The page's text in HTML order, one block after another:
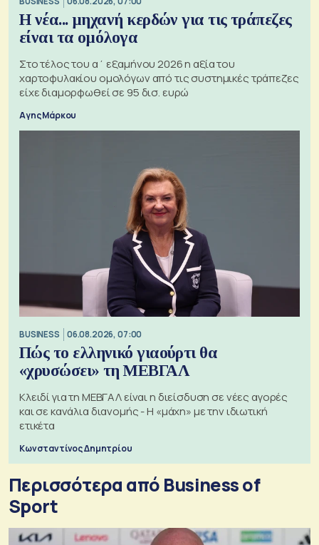
Η νέα... μηχανή κερδών για τις τράπεζες
είναι τα ομόλογα
Στο τέλος του α΄ εξαμήνου 2026 η αξία του
χαρτοφυλακίου ομολόγων από τις συστημικές τράπεζες
είχε διαμορφωθεί σε 95 δισ. ευρώ
Αγης Μάρκου
BUSINESS 06.08.2026, 07:00
Πώς το ελληνικό γιαούρτι θα
«χρυσώσει» τη ΜΕΒΓΑΛ
Κλειδί για τη ΜΕΒΓΑΛ είναι η διείσδυση σε νέες αγορές
και σε κανάλια διανομής - Η «μάχη» με την ιδιωτική
ετικέτα
Κωνσταντίνος Δημητρίου
Περισσότερα από Business of
Sport